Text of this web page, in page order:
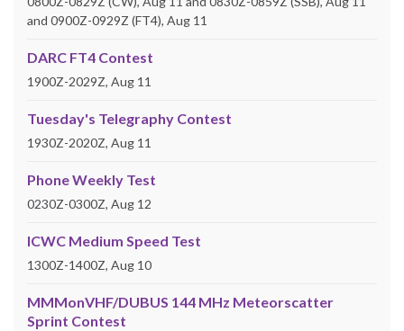
and 0900Z-0929Z (FT4), Aug 11
DARC FT4 Contest
1900Z-2029Z, Aug 11
Tuesday's Telegraphy Contest
1930Z-2020Z, Aug 11
Phone Weekly Test
0230Z-0300Z, Aug 12
ICWC Medium Speed Test
1300Z-1400Z, Aug 10
MMMonVHF/DUBUS 144 MHz Meteorscatter
Sprint Contest